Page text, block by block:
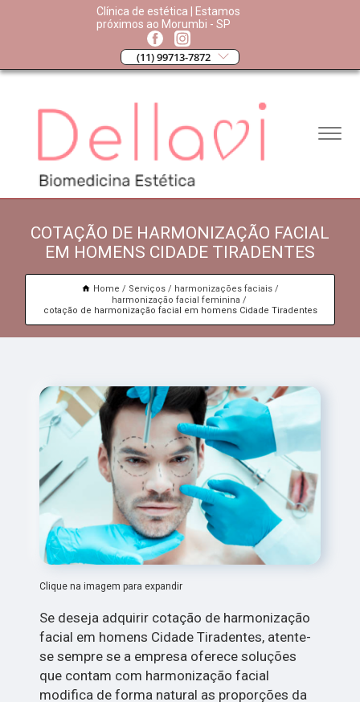
Clínica de estética | Estamos
próximos ao Morumbi - SP
(11) 99713-7872
COTAÇÃO DE HARMONIZAÇÃO FACIAL
EM HOMENS CIDADE TIRADENTES
Home Serviços
harmonizações faciais
harmonização facial feminina
cotação de harmonização facial em homens Cidade Tiradentes
Clique na imagem para expandir
Se deseja adquirir cotação de harmonização
facial em homens Cidade Tiradentes, atente-
se sempre se a empresa oferece soluções
que contam com harmonização facial
modifica de forma natural as proporções da